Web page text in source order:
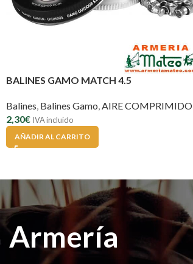
BALINES GAMO MATCH 4.5
Balines Balines Gamo AIRE COMPRIMIDO
2,30€ IVA incluido
AÑADIR AL CARRITO
Armería